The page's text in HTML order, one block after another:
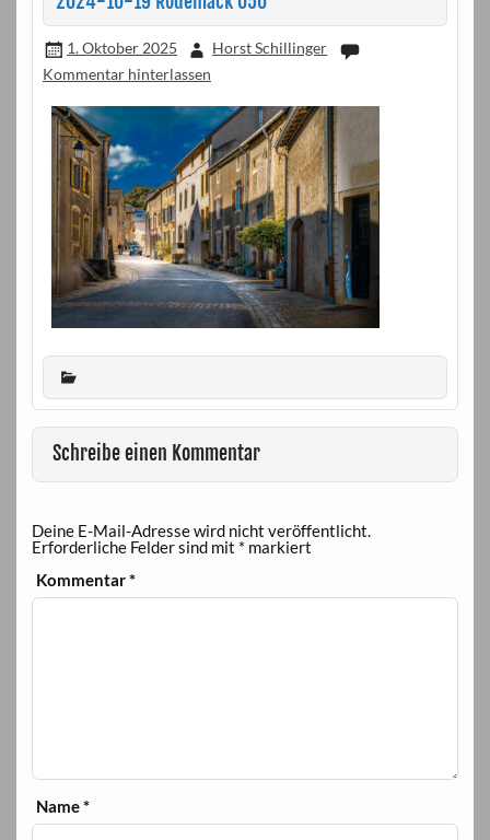
1. Oktober 2025
Horst Schillinger
Kommentar hinterlassen
Schreibe einen Kommentar
Deine E-Mail-Adresse wird nicht veröffentlicht.
Erforderliche Felder sind mit * markiert
Kommentar*
Name*